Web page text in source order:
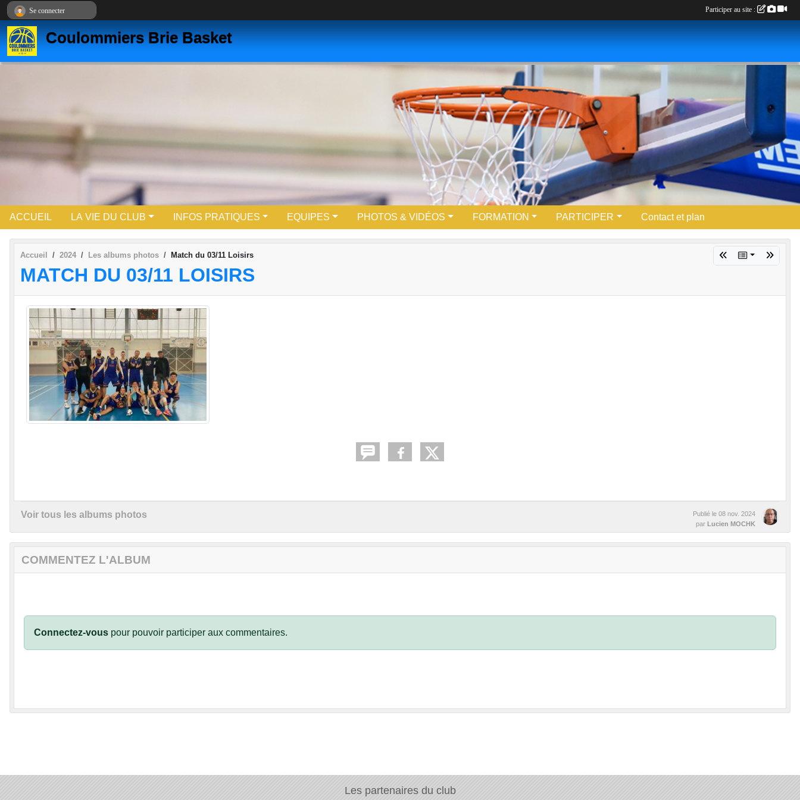
Coulommiers Brie Basket
ACCUEIL LA VIE DU CLUB INFOS PRATIQUES EQUIPES PHOTOS & VIDÉOS FORMATION PARTICIPER Contact et plan
Accueil 2024 Les albums photos Match du 03/11 Loisirs
MATCH DU 03/11 LOISIRS
Voir tous les albums photos Publié le 08 nov. 2024
par Lucien MOCHK
COMMENTEZ L'ALBUM
Connectez-vous pour pouvoir participer aux commentaires.
Les partenaires du club
Se connecter Participer au site :
Panneau de gestion des cookies